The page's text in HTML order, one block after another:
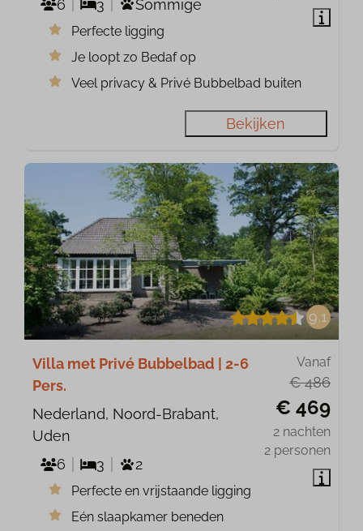
6
3 Sommige
Perfecte ligging
Je loopt zo Bedaf op
Veel privacy & Privé Bubbelbad buiten
Bekijken
9,1
Vanaf
€ 486
€ 469
2 nachten
2 personen
Villa met Privé Bubbelbad | 2-6
Pers.
Nederland, Noord-Brabant,
Uden
6
3 2
Perfecte en vrijstaande ligging
Eén slaapkamer beneden